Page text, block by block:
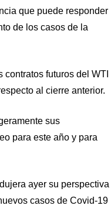
que puede responder
de los casos de la
futuros del WTI
al cierre anterior.
sus
para este año y para
ayer su perspectiva
casos de Covid-19